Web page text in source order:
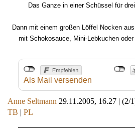
Das Ganze in einer Schüssel für
Dann mit einem großen Löffel Nocken
mit Schokosauce, Mini-Lebkuchen oder
Als Mail versenden
Anne Seltmann 29.11.2005, 16.27 | (2/
TB | PL